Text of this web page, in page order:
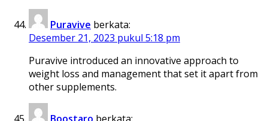
Puravive berkata:
Desember 21, 2023 pukul 5:18 pm
Puravive introduced an innovative approach to
weight loss and management that set it apart from
other supplements.
Boostaro berkata: